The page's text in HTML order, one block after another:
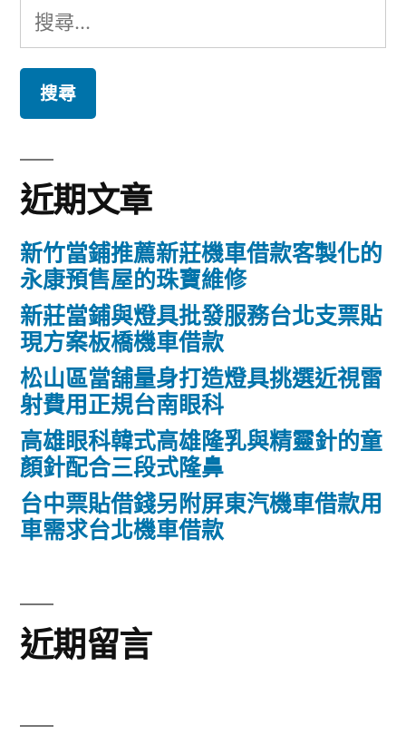
搜
尋
鍵
字:
近期文章
新竹當鋪推薦新莊機車借款客製化的
永康預售屋的珠寶維修
新莊當鋪與燈具批發服務台北支票貼
現方案板橋機車借款
松山區當舖量身打造燈具挑選近視雷
射費用正規台南眼科
高雄眼科韓式高雄隆乳與精靈針的童
顏針配合三段式隆鼻
台中票貼借錢另附屏東汽機車借款用
車需求台北機車借款
近期留言